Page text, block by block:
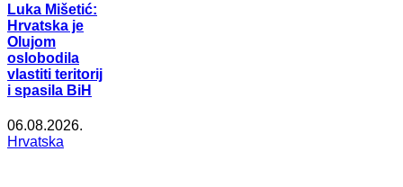
Luka Mišetić:
Hrvatska je
Olujom
oslobodila
vlastiti teritorij
i spasila BiH
06.08.2026.
Hrvatska